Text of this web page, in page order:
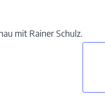
mit Rainer Schulz.